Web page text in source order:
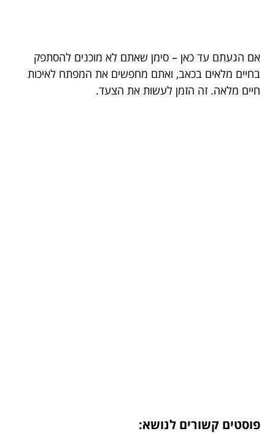
אם הגעתם עד כאן – סימן שאתם לא מוכנים להסתפק
בחיים מלאים בכאב, ואתם מחפשים את המפתח לאיכות
חיים מלאה. זה הזמן לעשות את הצעד.
פוסטים קשורים לנושא: